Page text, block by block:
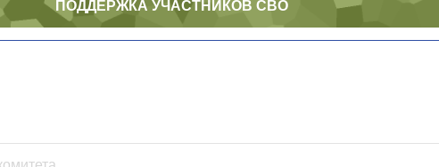
ПОДДЕРЖКА УЧАСТНИКОВ СВО